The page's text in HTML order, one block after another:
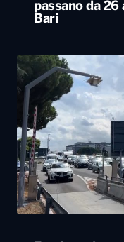
passano da 26
Bari